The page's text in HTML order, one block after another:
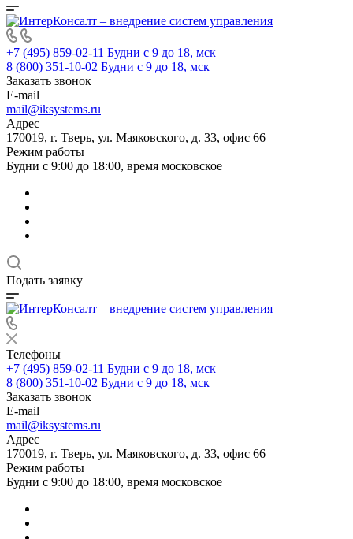
+7 (495) 859-02-11 Будни с 9 до 18, мск
8 (800) 351-10-02 Будни с 9 до 18, мск
Заказать звонок
E-mail
mail@iksystems.ru
Адрес
170019, г. Тверь, ул. Маяковского, д. 33, офис 66
Режим работы
Будни с 9:00 до 18:00, время московское
Подать заявку
Телефоны
+7 (495) 859-02-11 Будни с 9 до 18, мск
8 (800) 351-10-02 Будни с 9 до 18, мск
Заказать звонок
E-mail
mail@iksystems.ru
Адрес
170019, г. Тверь, ул. Маяковского, д. 33, офис 66
Режим работы
Будни с 9:00 до 18:00, время московское